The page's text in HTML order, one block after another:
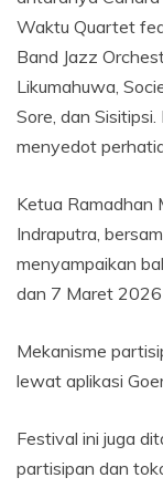
Waktu Quartet
Band Jazz
Likumahuwa,
Sore, dan
menyedot
Ketua Ramadhan
Indraputra,
menyampaikan
dan 7 Maret 2026
Mekanisme
lewat aplikasi
Festival ini juga
partisipan dan